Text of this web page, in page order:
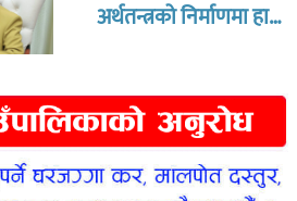
अर्थतन्त्रको निर्माणमा हामी